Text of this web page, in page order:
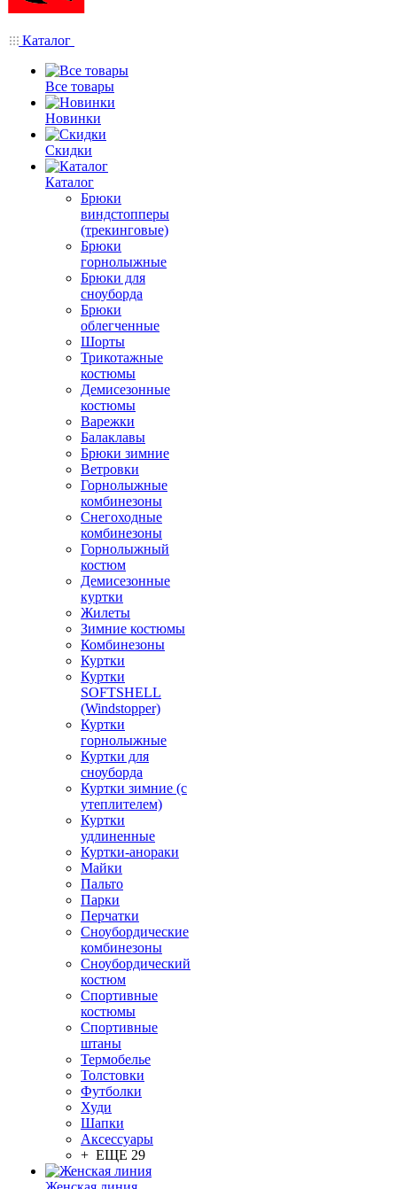
Каталог
Все товары
Новинки
Скидки
Каталог
Брюки
виндстопперы
(трекинговые)
Брюки
горнолыжные
Брюки для
сноуборда
Брюки
облегченные
Шорты
Трикотажные
костюмы
Демисезонные
костюмы
Варежки
Балаклавы
Брюки зимние
Ветровки
Горнолыжные
комбинезоны
Снегоходные
комбинезоны
Горнолыжный
костюм
Демисезонные
куртки
Жилеты
Зимние костюмы
Комбинезоны
Куртки
Куртки
SOFTSHELL
(Windstopper)
Куртки
горнолыжные
Куртки для
сноуборда
Куртки зимние (с
утеплителем)
Куртки
удлиненные
Куртки-анораки
Майки
Пальто
Парки
Перчатки
Сноубордические
комбинезоны
Сноубордический
костюм
Спортивные
костюмы
Спортивные
штаны
Термобелье
Толстовки
Футболки
Худи
Шапки
Аксессуары
+ ЕЩЕ 29